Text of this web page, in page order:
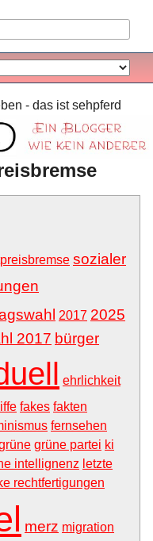
- das ist sehpferd
sozialer
2017 2025
2017 bürger
ehrlichkeit
fakes fakten
fernsehen
grüne partei ki
intellignenz letzte
rechtfertigungen
merz migration